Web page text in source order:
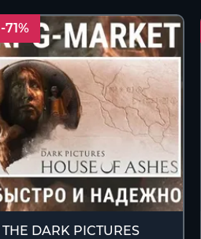
-71%
THE DARK PICTURES